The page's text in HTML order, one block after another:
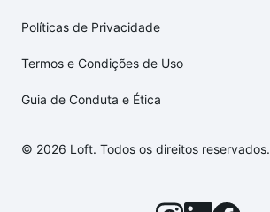
Políticas de Privacidade
Termos e Condições de Uso
Guia de Conduta e Ética
© 2026 Loft. Todos os direitos reservados.